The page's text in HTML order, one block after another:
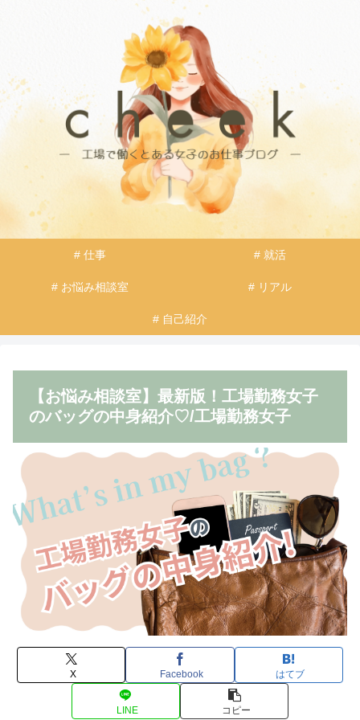
# 仕事 # 就活
# お悩み相談室 # リアル
# 自己紹介
【お悩み相談室】最新版！工場勤務女子
のバッグの中身紹介♡/工場勤務女子
X Facebook はてブ
LINE コピー